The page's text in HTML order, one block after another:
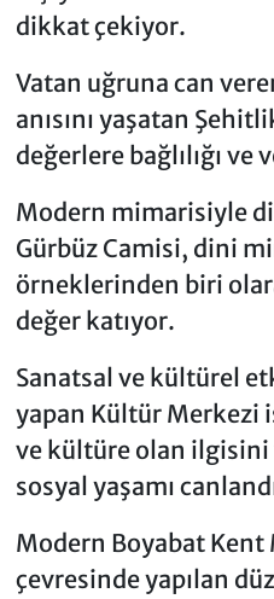
dikkat çekiyor.
Vatan uğruna can
anısını yaşatan
değerlere bağlılığı ve
Modern mimarisiyle
Gürbüz Camisi, dini
örneklerinden biri
değer katıyor.
Sanatsal ve kültürel
yapan Kültür Merkezi
ve kültüre olan ilgisini
sosyal yaşamı
Modern Boyabat Kent
çevresinde yapılan